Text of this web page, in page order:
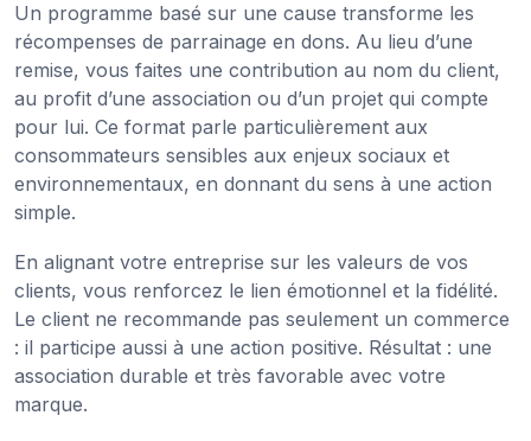
Un programme basé sur une cause transforme les
récompenses de parrainage en dons. Au lieu d’une
remise, vous faites une contribution au nom du client,
au profit d’une association ou d’un projet qui compte
pour lui. Ce format parle particulièrement aux
consommateurs sensibles aux enjeux sociaux et
environnementaux, en donnant du sens à une action
simple.
En alignant votre entreprise sur les valeurs de vos
clients, vous renforcez le lien émotionnel et la fidélité.
Le client ne recommande pas seulement un commerce
: il participe aussi à une action positive. Résultat : une
association durable et très favorable avec votre
marque.